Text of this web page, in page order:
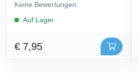
Keine Bewertungen
Auf Lager
€ 7,95